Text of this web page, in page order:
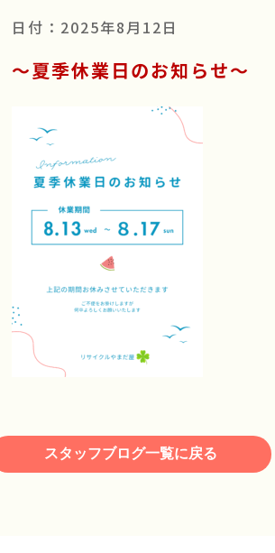
日付：2025年8月12日
～夏季休業日のお知らせ～
スタッフブログ一覧に戻る